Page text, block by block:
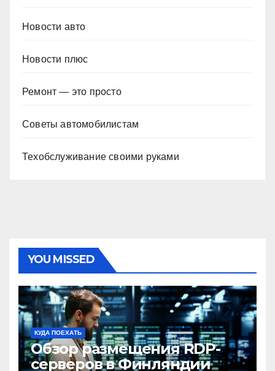
Новости авто
Новости плюс
Ремонт — это просто
Советы автомобилистам
Техобслуживание своими руками
YOU MISSED
КУДА ПОЕХАТЬ
Обзор размещения RDP-
серверов в Финляндии